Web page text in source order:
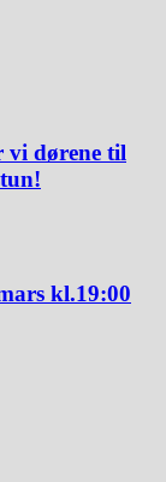
vi dørene til
kl.19:00